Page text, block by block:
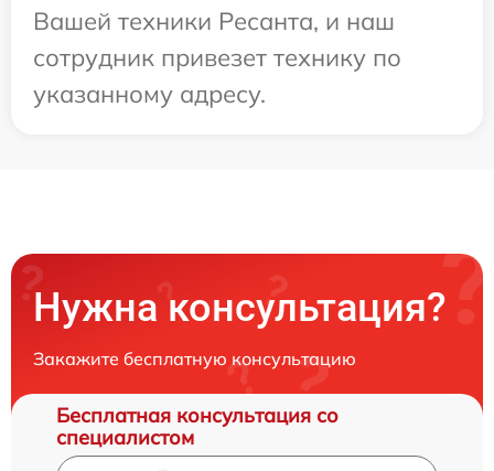
Вашей техники Ресанта, и наш
сотрудник привезет технику по
указанному адресу.
Нужна консультация?
Закажите бесплатную консультацию
Бесплатная консультация со
специалистом